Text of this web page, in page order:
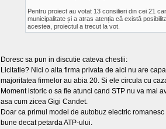
Pentru proiect au votat 13 consilieri din cei 21
municipalitate și a atras atenția că există
acestea, proiectul a trecut la vot.
Doresc sa pun in discutie cateva chestii:
Licitatie? Nici o alta firma privata de aici nu are
majoritatea firmelor au abia 20. Si ele circula cu
Moment istoric o sa fie atunci cand STP nu va mai
asa cum zicea Gigi Candet.
Doar ca primul model de autobuz electric
bune decat petarda ATP-ului.